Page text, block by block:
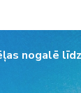
nogalē